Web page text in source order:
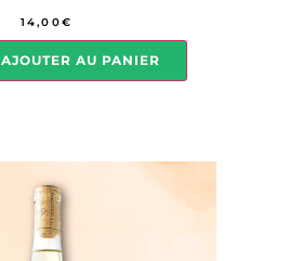
14,00€
AJOUTER AU PANIER